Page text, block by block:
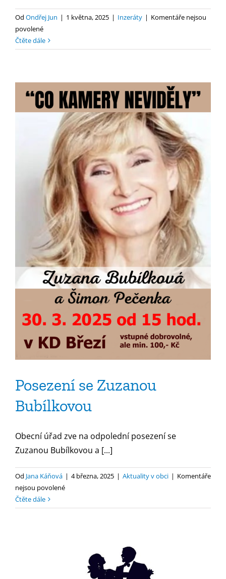
Od Ondřej Jun | 1 května, 2025 | Inzeráty | Komentáře nejsou
povolenéu
textu
s
Čtěte dále
Posezení se Zuzanou
Bubílkovou
Obecní úřad zve na odpolední posezení se
Zuzanou Bubílkovou a [...]
Od Jana Káňová | 4 března, 2025 | Aktuality v obci | Komentáře
nejsou povolenéu
s
Zuzanou
Bubílkovou
Čtěte dále